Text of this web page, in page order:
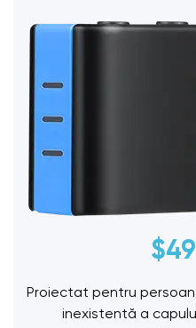
$
Proiectat pentru
inexistentă a